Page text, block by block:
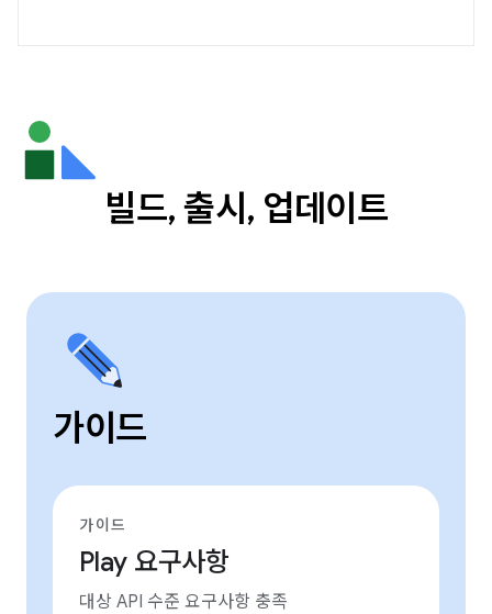
빌드, 출시, 업데이트
가이드
가이드
Play 요구사항
대상 API 수준 요구사항 충족